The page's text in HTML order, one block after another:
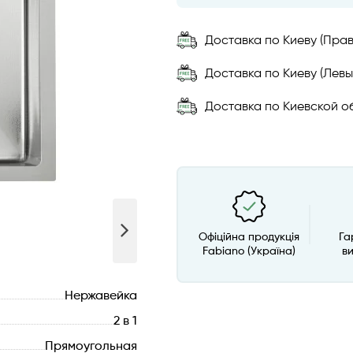
Нержавейка
2 в 1
Прямоугольная
Доставка по Киеву
Доставка по Киеву
Доставка по Киевской
Офіційна продукція
Fabiano (Україна)